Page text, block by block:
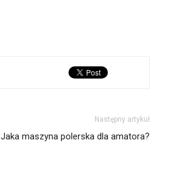
Następny artykuł
Jaka maszyna polerska dla amatora?